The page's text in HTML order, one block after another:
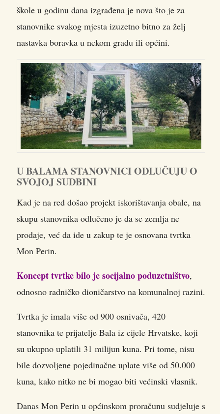
škole u godinu dana izgrađena je nova što je za
stanovnike svakog mjesta izuzetno bitno za želj
nastavka boravka u nekom gradu ili općini.
U BALAMA STANOVNICI ODLUČUJU O
SVOJOJ SUDBINI
Kad je na red došao projekt iskorištavanja obale, na
skupu stanovnika odlučeno je da se zemlja ne
prodaje, već da ide u zakup te je osnovana tvrtka
Mon Perin.
Koncept tvrtke bilo je socijalno poduzetništvo,
odnosno radničko dioničarstvo na komunalnoj razini.
Tvrtka je imala više od 900 osnivača, 420
stanovnika te prijatelje Bala iz cijele Hrvatske, koji
su ukupno uplatili 31 milijun kuna. Pri tome, nisu
bile dozvoljene pojedinačne uplate više od 50.000
kuna, kako nitko ne bi mogao biti većinski vlasnik.
Danas Mon Perin u općinskom proračunu sudjeluje s